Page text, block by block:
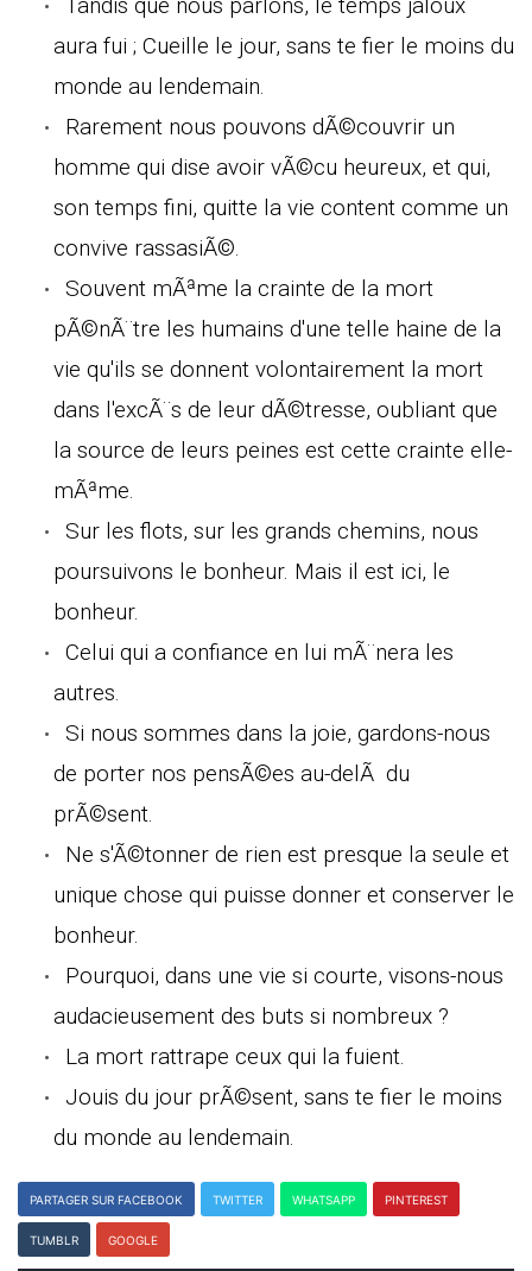
aura fui ; Cueille le jour, sans te fier le moins du
monde au lendemain.
Rarement nous pouvons dÃ©couvrir un
homme qui dise avoir vÃ©cu heureux, et qui,
son temps fini, quitte la vie content comme un
convive rassasiÃ©.
Souvent mÃªme la crainte de la mort
pÃ©nÃ¨tre les humains d'une telle haine de la
vie qu'ils se donnent volontairement la mort
dans l'excÃ¨s de leur dÃ©tresse, oubliant que
la source de leurs peines est cette crainte elle-
mÃªme.
Sur les flots, sur les grands chemins, nous
poursuivons le bonheur. Mais il est ici, le
bonheur.
Celui qui a confiance en lui mÃ¨nera les
autres.
Si nous sommes dans la joie, gardons-nous
de porter nos pensÃ©es au-delÃ du
prÃ©sent.
Ne s'Ã©tonner de rien est presque la seule et
unique chose qui puisse donner et conserver le
bonheur.
Pourquoi, dans une vie si courte, visons-nous
audacieusement des buts si nombreux ?
La mort rattrape ceux qui la fuient.
Jouis du jour prÃ©sent, sans te fier le moins
du monde au lendemain.
PARTAGER SUR FACEBOOK TWITTER WHATSAPP PINTEREST
TUMBLR GOOGLE